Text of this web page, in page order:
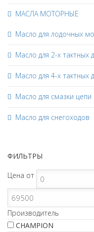
МАСЛА МОТОРНЫЕ
Масло для лодочных
Масло для 2-х тактных
Масло для 4-х тактных
Масло для смазки
Масло для снегоходов
ФИЛЬТРЫ
Цена от
Производитель
CHAMPION